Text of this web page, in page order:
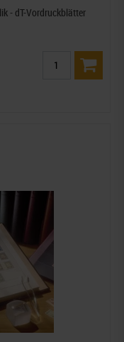
- dT-Vordruckblätter